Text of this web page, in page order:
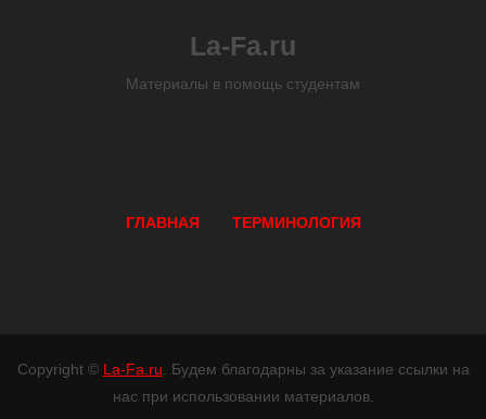
La-Fa.ru
Материалы в помощь студентам
ГЛАВНАЯ ТЕРМИНОЛОГИЯ
Copyright © La-Fa.ru . Будем благодарны за указание ссылки на
нас при использовании материалов.